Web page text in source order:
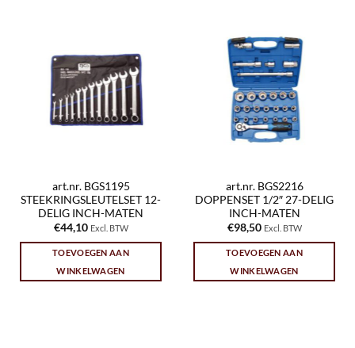
art.nr. BGS1195
STEEKRINGSLEUTELSET 12-
DELIG INCH-MATEN
€44,10 Excl. BTW
TOEVOEGEN AAN
WINKELWAGEN
art.nr. BGS2216
DOPPENSET 1/2″ 27-DELIG
INCH-MATEN
€98,50 Excl. BTW
TOEVOEGEN AAN
WINKELWAGEN